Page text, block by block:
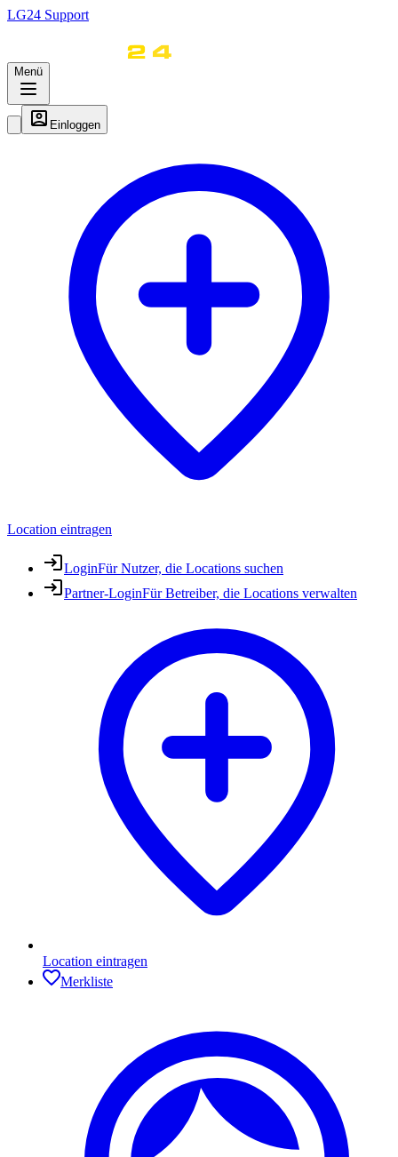
LG24 Support
Menü
Einloggen
Location eintragen
LoginFür Nutzer, die Locations suchen
Partner-LoginFür Betreiber, die Locations verwalten
Location eintragen
Merkliste